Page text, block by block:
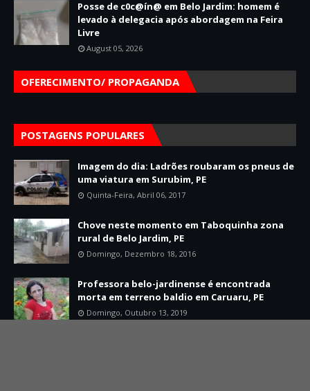
Posse de c0c@ín@ em Belo Jardim: homem é
levado à delegacia após abordagem na Feira
Livre
August 05, 2026
OFERECIMENTO/ PROPAGANDA
POSTAGENS POPULARES
Imagem do dia: Ladrões roubaram os pneus de
uma viatura em Surubim, PE
Quinta-Feira, Abril 06, 2017
Chove neste momento em Taboquinha zona
rural de Belo Jardim, PE
Domingo, Dezembro 18, 2016
Professora belo-jardinense é encontrada
morta em terreno baldio em Caruaru, PE
Domingo, Outubro 13, 2019